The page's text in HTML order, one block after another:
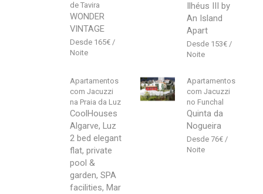
de Tavira
WONDER
VINTAGE
165€
Ilhéus III by
An Island
Apart
153€
Apartamentos
com Jacuzzi
na Praia da Luz
CoolHouses
Algarve, Luz
2 bed elegant
flat, private
pool &
garden, SPA
facilities, Mar
Apartamentos
com Jacuzzi
no Funchal
Quinta da
Nogueira
76€